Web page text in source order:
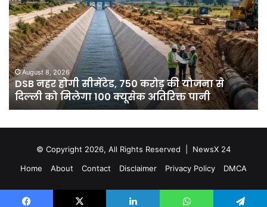
होगी
सीमेंटेड,
750
करोड़
की
योजना
से
दिल्ली
को
August 8, 2026
DSB नहर होगी सीमेंटेड, 750 करोड़ की योजना से
दिल्ली को मिलेगा 100 क्यूसेक अतिरिक्त पानी
ने
15
का
7
© Copyright 2026, All Rights Reserved | NewsX 24
Home
About Contact Disclaimer Privacy Policy DMCA